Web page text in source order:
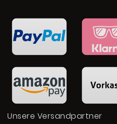
Unsere Versandpartner